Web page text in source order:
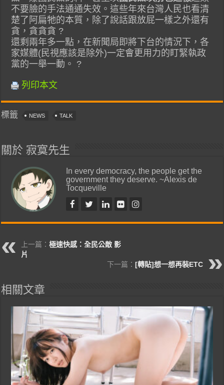
不要臉的手法通通失效。這些年來台灣人民也看清
楚了阿扁牠的本質，除了說話跟放屁一樣之外還有
貪，貪貪貪 ?
還剩兩年多一點，在新聞局即將下台的情況下，各
家媒體(民視應該是除外)一定會更用力的盯緊執政
黨的一舉一動。 ?
列印本文
標籤 NEWS TALK
關於 寂寞先生
In every democracy, the people get the
government they deserve. ~Alexis de
Tocqueville
上一篇：極速快感：全民公敵 影
片
下一篇： [轉貼]想一想再裝ETC
相關文章